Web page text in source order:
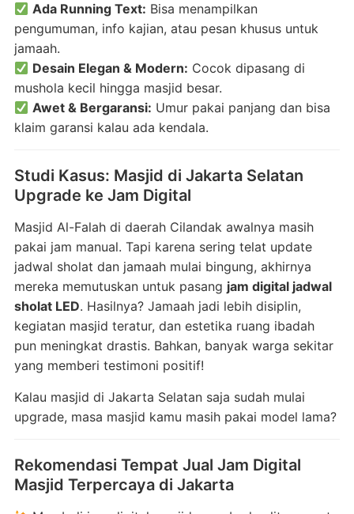
Ada RunningText: Bisa menampilkan
pengumuman, info kajian, atau pesan khusus untuk
jamaah.
Desain Elegan & Modern: Cocokdipasangdi
mushola kecil hingga masjid besar.
Awet & Bergaransi: Umur pakai panjangdan bisa
klaim garansi kalau ada kendala.
Studi Kasus: Masjid di Jakarta Selatan
Upgrade ke Jam Digital
Masjid Al-Falah di daerah Cilandak awalnya masih
pakai jam manual. Tapi karena sering telat update
jadwal sholat dan jamaah mulai bingung, akhirnya
mereka memutuskan untuk pasang jam digital jadwal
sholat LED. Hasilnya? Jamaah jadi lebih disiplin,
kegiatan masjid teratur, dan estetika ruang ibadah
pun meningkat drastis. Bahkan, banyak warga sekitar
yang memberi testimoni positif!
Kalau masjid di Jakarta Selatan saja sudah mulai
upgrade, masa masjid kamu masih pakai model lama?
Rekomendasi Tempat Jual Jam Digital
Masjid Terpercaya di Jakarta